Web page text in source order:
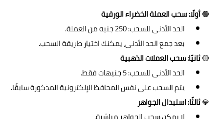
🟢أولًا: سحب العملة الخضراء الورقية
الحد الأدنى للسحب: 250 جنيه من العملة.
بعد جمع الحد الأدنى، يمكنك اختيار طريقة السحب.
🟡ثانيًا: سحب العملات الذهبية
الحد الأدنى للسحب: 5 جنيهات فقط.
يتم السحب على نفس المحافظ الإلكترونية المذكورة سابقًا.
💎ثالثًا: استبدال الجواهر